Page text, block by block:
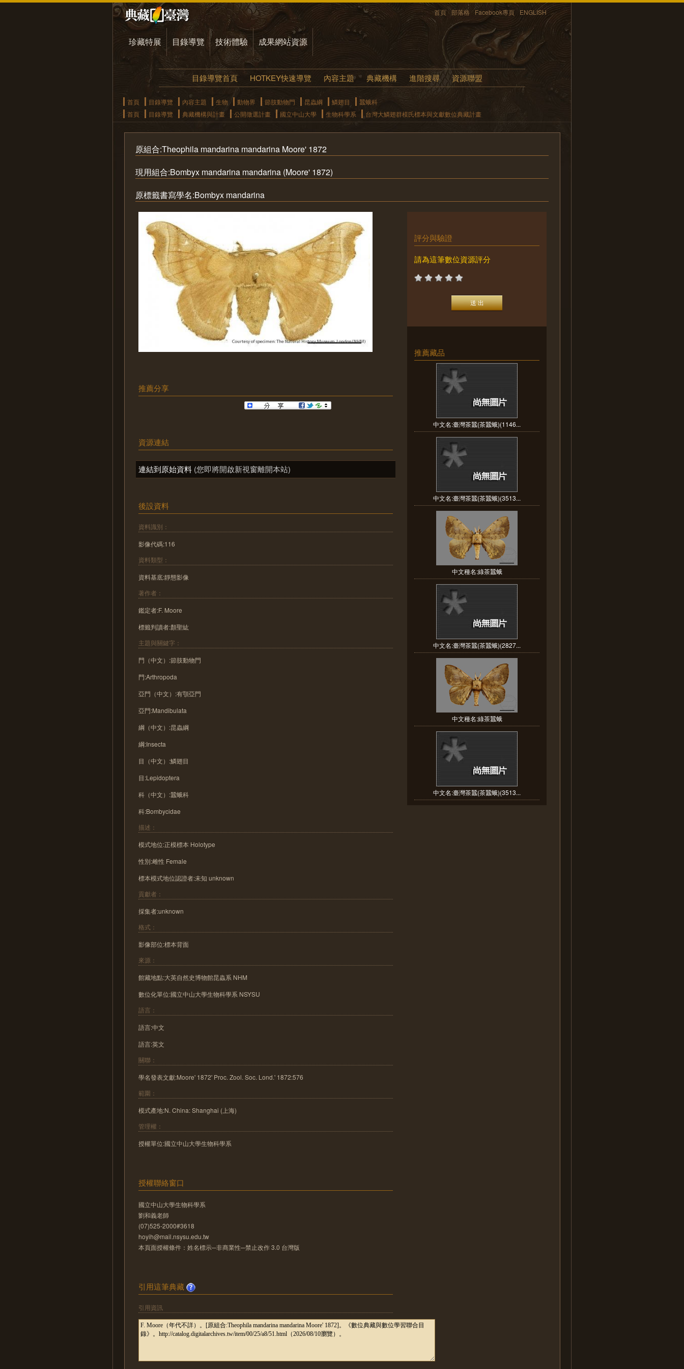
首頁 部落格 Facebook專頁 ENGLISH
珍藏特展 目錄導覽 技術體驗 成果網站資源
目錄導覽首頁 HOTKEY快速導覽 內容主題 典藏機構 進階搜尋 資源聯盟
首頁 目錄導覽 內容主題 生物 動物界 節肢動物門 昆蟲綱 鱗翅目
蠶蛾科
首頁
目錄導覽 典藏機構與計畫 公開徵選計畫 國立中山大學 生物科學系 台灣大鱗翅群模氏標本與文獻數位典藏計畫
原組合:Theophila mandarina mandarina Moore' 1872
現用組合:Bombyx mandarina mandarina (Moore' 1872)
原標籤書寫學名:Bombyx mandarina
推薦分享
資源連結
連結到原始資料 (您即將開啟新視窗離開本站)
後設資料
資料識別：
影像代碼:116
資料類型：
資料基底:靜態影像
著作者：
鑑定者:F. Moore
標籤判讀者:顏聖紘
主題與關鍵字：
門（中文）:節肢動物門
門:Arthropoda
亞門（中文）:有顎亞門
亞門:Mandibulata
綱（中文）:昆蟲綱
綱:Insecta
目（中文）:鱗翅目
目:Lepidoptera
科（中文）:蠶蛾科
科:Bombycidae
描述：
模式地位:正模標本 Holotype
性別:雌性 Female
標本模式地位認證者:未知 unknown
貢獻者：
採集者:unknown
格式：
影像部位:標本背面
來源：
館藏地點:大英自然史博物館昆蟲系 NHM
數位化單位:國立中山大學生物科學系 NSYSU
語言：
語言:中文
語言:英文
關聯：
學名發表文獻:Moore' 1872' Proc. Zool. Soc. Lond.' 1872:576
範圍：
模式產地:N. China: Shanghai (上海)
管理權：
授權單位:國立中山大學生物科學系
授權聯絡窗口
國立中山大學生物科學系
劉和義老師
(07)525-2000#3618
hoyih@mail.nsysu.edu.tw
本頁面授權條件：姓名標示─非商業性─禁止改作 3.0 台灣版
引用這筆典藏
引用資訊
評分與驗證
請為這筆數位資源評分
推薦藏品
中文名:臺灣茶蠶(茶蠶蛾)(1146...
中文名:臺灣茶蠶(茶蠶蛾)(3513...
中文種名:綠茶蠶蛾
中文名:臺灣茶蠶(茶蠶蛾)(2827...
中文種名:綠茶蠶蛾
中文名:臺灣茶蠶(茶蠶蛾)(3513...